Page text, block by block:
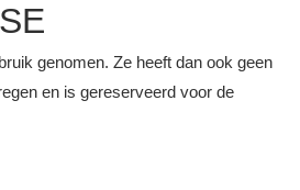
genomen. Ze heeft dan ook geen
en is gereserveerd voor de